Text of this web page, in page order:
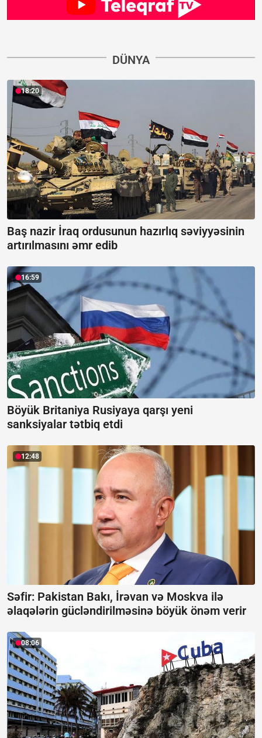
DÜNYA
18:20
Baş nazir İraq ordusunun hazırlıq səviyyəsinin
artırılmasını əmr edib
16:59
Böyük Britaniya Rusiyaya qarşı yeni
sanksiyalar tətbiq etdi
12:48
Səfir: Pakistan Bakı, İrəvan və Moskva ilə
əlaqələrin gücləndirilməsinə böyük önəm verir
08:06